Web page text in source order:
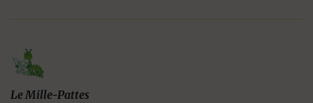
Le Mille-Pattes